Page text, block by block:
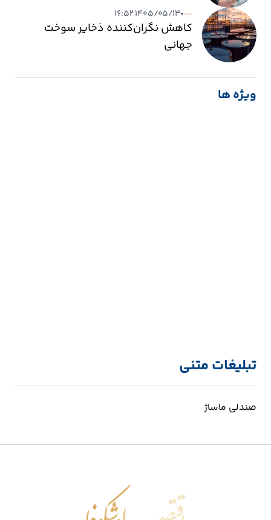
۱۴۰۵/۰۵/۱۳ ۱۶:۵۲
کاهش نگران‌کننده ذخایر سوخت
جهانی
ویژه ها
تبلیغات متنی
صندلی ماساژ
اقتصاد شکوفا